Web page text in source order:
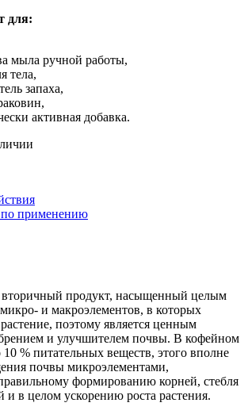
для:
мыла ручной работы,
тела,
запаха,
активная добавка.
применению
продукт, насыщенный целым
и макроэлементов, в которых
поэтому является ценным
и улучшителем почвы. В кофейном
% питательных веществ, этого вполне
почвы микроэлементами,
формированию корней, стебля
и в целом ускорению роста растения.